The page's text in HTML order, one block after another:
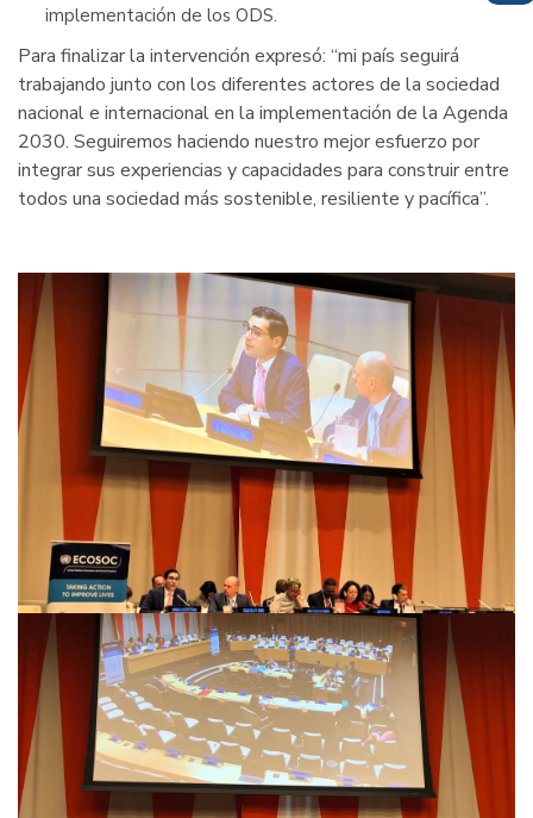
implementación de los ODS.
Para finalizar la intervención expresó: “mi país seguirá
trabajando junto con los diferentes actores de la sociedad
nacional e internacional en la implementación de la Agenda
2030. Seguiremos haciendo nuestro mejor esfuerzo por
integrar sus experiencias y capacidades para construir entre
todos una sociedad más sostenible, resiliente y pacífica”.